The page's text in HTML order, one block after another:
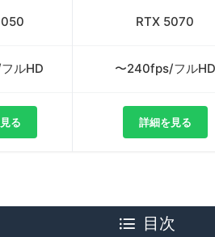
RTX 5070
ルHD 〜240fps/フルHD
る 詳細を見る
目次